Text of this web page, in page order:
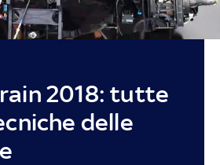
2018: tutte
delle